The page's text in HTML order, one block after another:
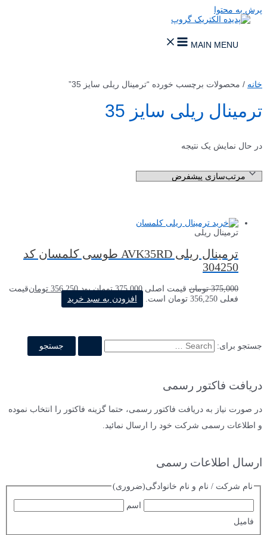
پرش به محتوا
MAIN MENU
جستجو برای:
دریافت فاکتور رسمی
در صورت نیاز به دریافت فاکتور رسمی، حتما گزینه فاکتور را انتخاب نموده
و اطلاعات رسمی شرکت خود را ارسال نمائید.
ارسال اطلاعات رسمی
نام شرکت / نام و نام خانوادگی(ضروری)
اسم
فامیل
خانه / محصولات برچسب خورده “ترمینال ریلی سایز 35”
ترمینال ریلی سایز 35
در حال نمایش یک نتیجه
ترمینال ریلی
ترمینال ریلی AVK35RD طوسی کلمسان کد
304250
375,000 تومان قیمت اصلی 375,000 تومان بود. 356,250 تومانقیمت
فعلی 356,250 تومان است.
افزودن به سبد خرید